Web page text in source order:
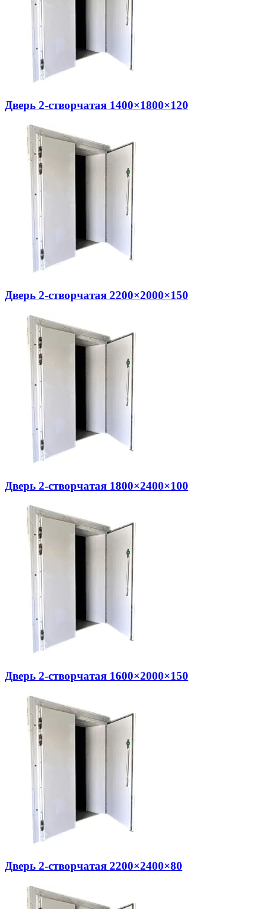
Дверь 2-створчатая 1400×1800×120
Дверь 2-створчатая 2200×2000×150
Дверь 2-створчатая 1800×2400×100
Дверь 2-створчатая 1600×2000×150
Дверь 2-створчатая 2200×2400×80